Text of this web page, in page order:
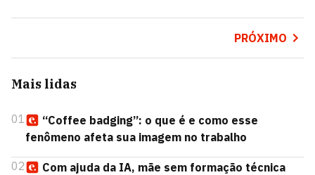
PRÓXIMO
Mais lidas
01
“Coffee badging”: o que é e como esse
fenômeno afeta sua imagem no trabalho
02
Com ajuda da IA, mãe sem formação técnica